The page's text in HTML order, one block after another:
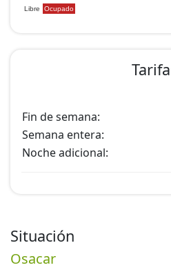
Situación
Osacar
Fin de semana:
Semana entera:
Noche adicional: